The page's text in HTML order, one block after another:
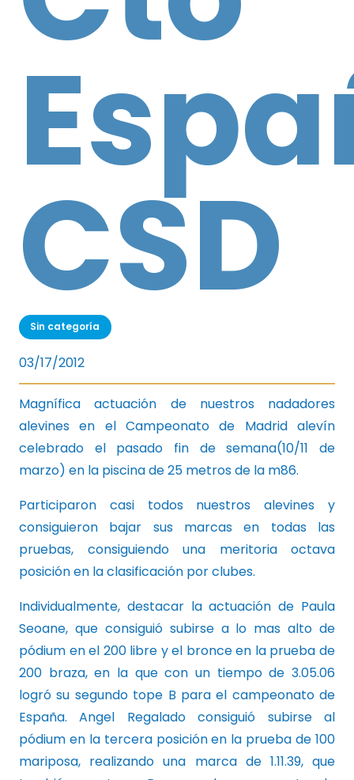
CSD
Sin categoría
03/17/2012
Magnífica actuación de nuestros nadadores
alevines en el Campeonato de Madrid alevín
celebrado el pasado fin de semana(10/11 de
marzo) en la piscina de 25 metros de la m86.
Participaron casi todos nuestros alevines y
consiguieron bajar sus marcas en todas las
pruebas, consiguiendo una meritoria octava
posición en la clasificación por clubes.
Individualmente, destacar la actuación de Paula
Seoane, que consiguió subirse a lo mas alto de
pódium en el 200 libre y el bronce en la prueba de
200 braza, en la que con un tiempo de 3.05.06
logró su segundo tope B para el campeonato de
España. Angel Regalado consiguió subirse al
pódium en la tercera posición en la prueba de 100
mariposa, realizando una marca de 1.11.39, que